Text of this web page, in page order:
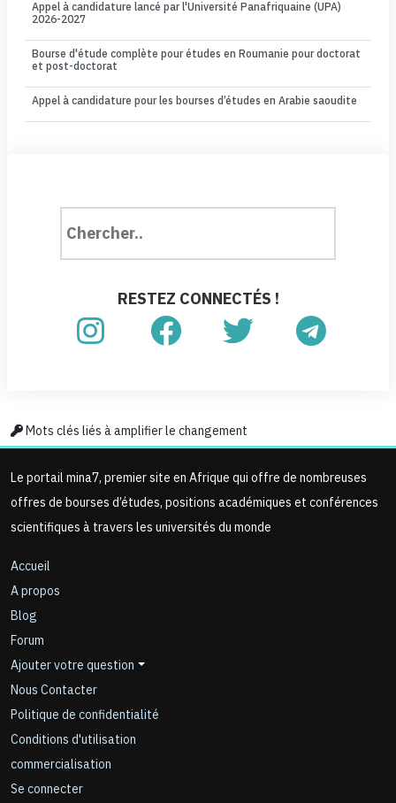
Appel à candidature lancé par l'Université Panafriquaine (UPA)
2026-2027
Bourse d'étude complète pour études en Roumanie pour doctorat
et post-doctorat
Appel à candidature pour les bourses d’études en Arabie saoudite
RESTEZ CONNECTÉS !
Mots clés liés à amplifier le changement
Le portail mina7, premier site en Afrique qui offre de nombreuses
offres de bourses d’études, positions académiques et conférences
scientifiques à travers les universités du monde
Accueil
A propos
Blog
Forum
Ajouter votre question
Nous Contacter
Politique de confidentialité
Conditions d'utilisation
commercialisation
Se connecter